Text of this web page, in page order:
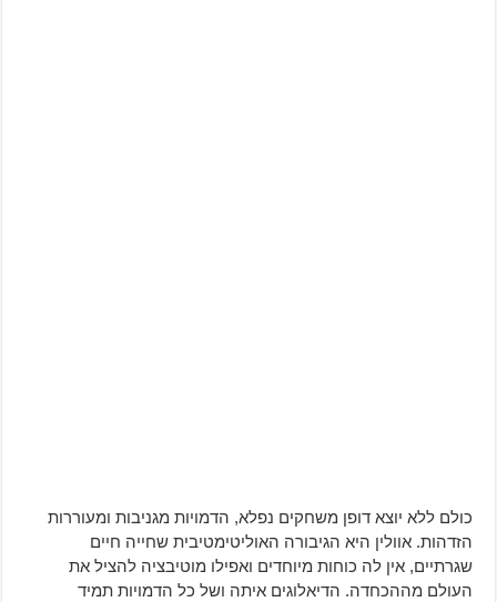
כולם ללא יוצא דופן משחקים נפלא, הדמויות מגניבות ומעוררות
הזדהות. אוולין היא הגיבורה האוליטימטיבית שחייה חיים
שגרתיים, אין לה כוחות מיוחדים ואפילו מוטיבציה להציל את
העולם מההכחדה. הדיאלוגים איתה ושל כל הדמויות תמיד